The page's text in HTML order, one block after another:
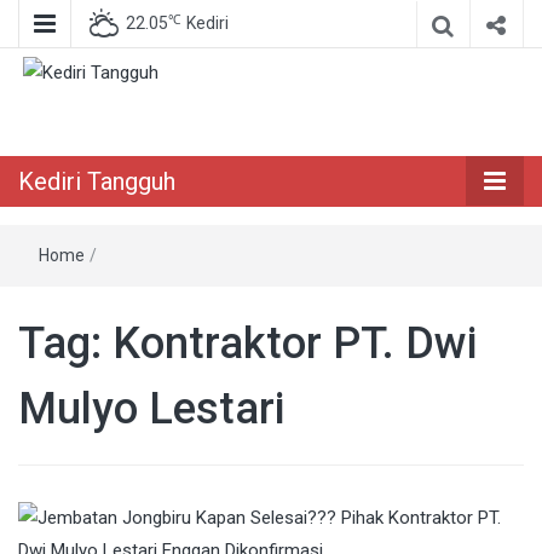
22.05℃ Kediri
Kediri Tangguh
Home /
Tag: Kontraktor PT. Dwi
Mulyo Lestari